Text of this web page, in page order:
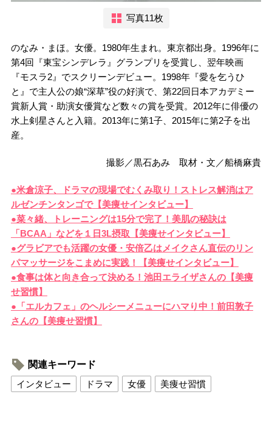
写真11枚
のなみ・まほ。女優。1980年生まれ。東京都出身。1996年に
第4回『東宝シンデレラ』グランプリを受賞し、翌年映画
『モスラ2』でスクリーンデビュー。1998年『愛を乞うひ
と』で主人公の娘“深草”役の好演で、第22回日本アカデミー
賞新人賞・助演女優賞など数々の賞を受賞。2012年に俳優の
水上剣星さんと入籍。2013年に第1子、2015年に第2子を出
産。
撮影／黒石あみ 取材・文／船橋麻貴
●米倉涼子、ドラマの現場でむくみ取り！ストレス解消はア
ルゼンチンタンゴで【美痩せインタビュー】
●菜々緒、トレーニングは15分で完了！美肌の秘訣は
「BCAA」などを１日3L摂取【美痩せインタビュー】
●グラビアでも活躍の女優・安倍乙はメイクさん直伝のリン
パマッサージをこまめに実践！【美痩せインタビュー】
●食事は体と向き合って決める！池田エライザさんの【美痩
せ習慣】
●「エルカフェ」のヘルシーメニューにハマり中！前田敦子
さんの【美痩せ習慣】
関連キーワード
インタビュー
ドラマ 女優 美痩せ習慣